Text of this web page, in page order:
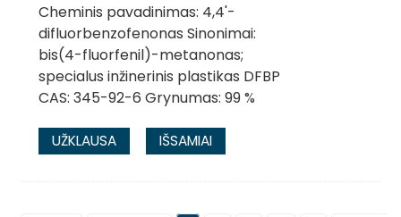
Cheminis pavadinimas: 4,4'-
difluorbenzofenonas Sinonimai:
bis(4-fluorfenil)-metanonas;
specialus inžinerinis plastikas DFBP
CAS: 345-92-6 Grynumas: 99 %
UŽKLAUSA IŠSAMIAI